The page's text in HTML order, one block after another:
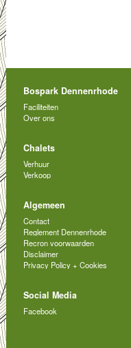
Bospark Dennenrhode
Faciliteiten
Over ons
Chalets
Verhuur
Verkoop
Algemeen
Contact
Reglement Dennenrhode
Recron voorwaarden
Disclaimer
Privacy Policy + Cookies
Social Media
Facebook